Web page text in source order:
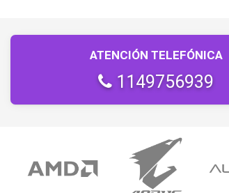
ATENCIÓN TELEFÓNICA
1149756939